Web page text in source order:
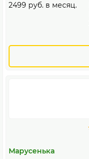
2499 руб. в месяц.
Марусенька